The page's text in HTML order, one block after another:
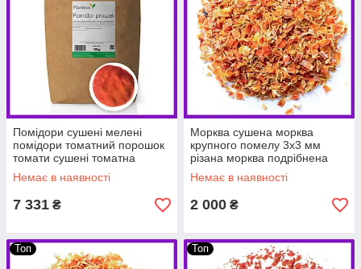
Помідори сушені мелені
помідори томатний порошок
томати сушені томатна
приправа 10 кг PL
Немає в наявності
7 331 ₴
Морква сушена морква
крупного помелу 3х3 мм
різана морква подрібнена
морква 5 кг PL
Немає в наявності
2 000 ₴
Топ Топ